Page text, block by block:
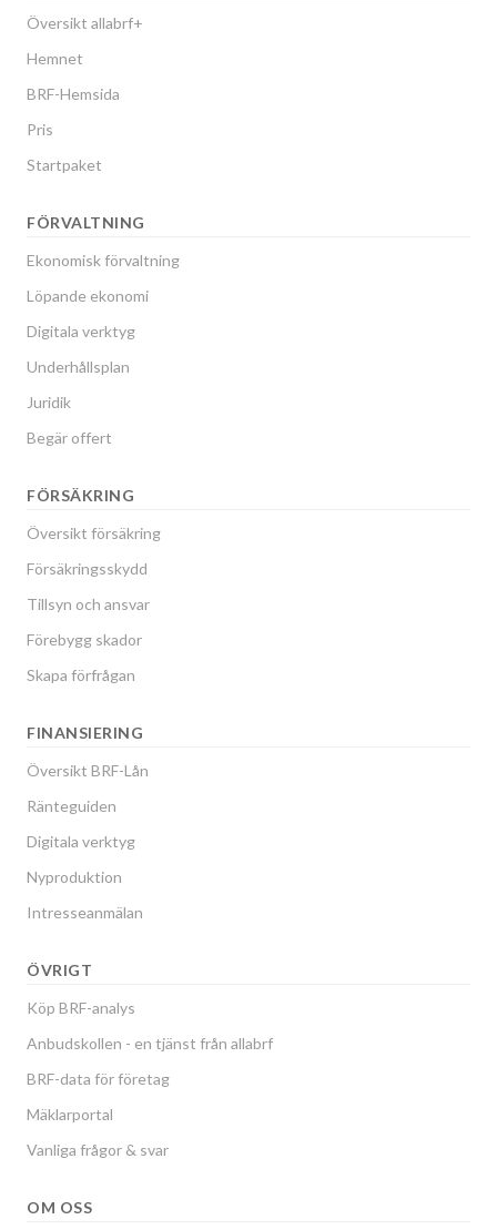
Översikt allabrf+
Hemnet
BRF-Hemsida
Pris
Startpaket
FÖRVALTNING
Ekonomisk förvaltning
Löpande ekonomi
Digitala verktyg
Underhållsplan
Juridik
Begär offert
FÖRSÄKRING
Översikt försäkring
Försäkringsskydd
Tillsyn och ansvar
Förebygg skador
Skapa förfrågan
FINANSIERING
Översikt BRF-Lån
Ränteguiden
Digitala verktyg
Nyproduktion
Intresseanmälan
ÖVRIGT
Köp BRF-analys
Anbudskollen - en tjänst från allabrf
BRF-data för företag
Mäklarportal
Vanliga frågor & svar
OM OSS